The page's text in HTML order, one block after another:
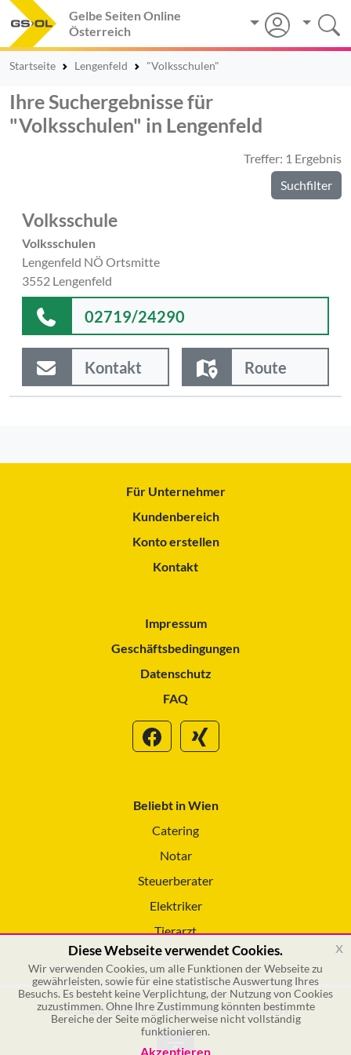
Gelbe Seiten Online
Österreich
Startseite Lengenfeld "Volksschulen"
Ihre Suchergebnisse für
"Volksschulen" in Lengenfeld
Treffer: 1 Ergebnis
Suchfilter
Volksschule
Volksschulen
Lengenfeld NÖ Ortsmitte
3552 Lengenfeld
02719/24290
Kontakt Route
Für Unternehmer
Kundenbereich
Konto erstellen
Kontakt
Impressum
Geschäftsbedingungen
Datenschutz
FAQ
Beliebt in Wien
Catering
Notar
Steuerberater
Elektriker
Tierarzt
Reinigungsservice
© 2026 GSOL – Online Marketing GmbH
Diese Webseite verwendet Cookies.
Wir verwenden Cookies, um alle Funktionen der Webseite zu
gewährleisten, sowie für eine statistische Auswertung Ihres
Besuchs. Es besteht keine Verplichtung, der Nutzung von Cookies
zuzustimmen. Ohne Ihre Zustimmung könnten bestimmte
Bereiche der Seite möglicherweise nicht vollständig
funktionieren.
Akzeptieren
x